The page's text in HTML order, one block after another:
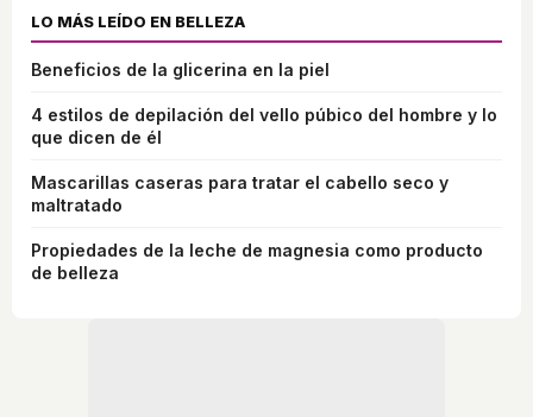
LO MÁS LEÍDO EN BELLEZA
Beneficios de la glicerina en la piel
4 estilos de depilación del vello púbico del hombre y lo
que dicen de él
Mascarillas caseras para tratar el cabello seco y
maltratado
Propiedades de la leche de magnesia como producto
de belleza